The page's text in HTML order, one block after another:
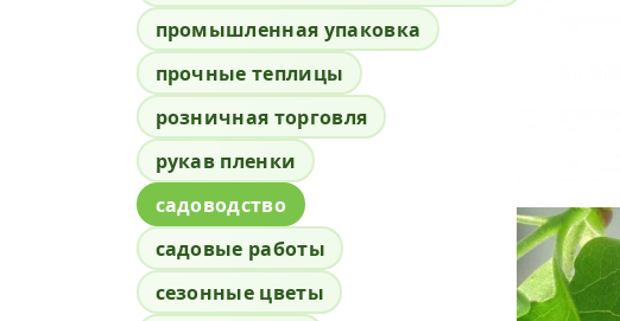
промышленная упаковка
прочные теплицы
розничная торговля
рукав пленки
садоводство
садовые работы
сезонные цветы